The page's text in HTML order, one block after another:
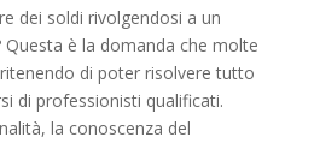
dei soldi rivolgendosi a un
è la domanda che molte
di poter risolvere tutto
di professionisti qualificati.
la conoscenza del